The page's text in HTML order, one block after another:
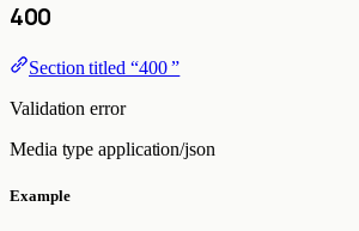
400
Section titled “400 ”
Validation error
Media type application/json
Example